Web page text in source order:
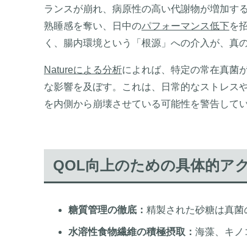
ランスが崩れ、病原性の高い代謝物が増加す
熟睡感を奪い、日中のパフォーマンス低下 を
く、腸内環境という「根源」への介入が、真
Natureによる分析によれば、特定の常在真菌
な影響を及ぼす。これは、日常的なストレス
を内側から崩壊させている可能性を警告してい
QOL向上のための具体的ア
糖質管理の徹底： 精製された砂糖は真菌
水溶性食物繊維の積極摂取： 海藻、キノ